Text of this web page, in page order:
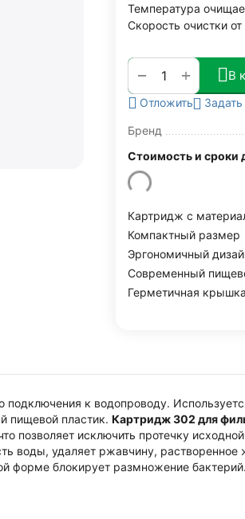
Температура
Скорость очистки
+
− В
Отложить
Бренд
Стоимость и сроки
Картридж с
Компактный размер
Эргономичный
Современный
Герметичная крышка
подключения к водопроводу.
пищевой пластик. Картридж 302 для
позволяет исключить протечку
воды, удаляет ржавчину,
форме блокирует размножение бактерий.